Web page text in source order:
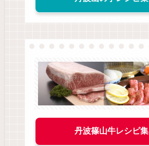
丹波篠山牛レシピ集